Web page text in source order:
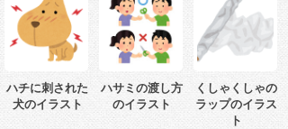
ハチに刺された
犬のイラスト
ハサミの渡し方
のイラスト
くしゃくしゃの
ラップのイラス
ト